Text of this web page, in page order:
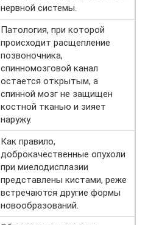
нервной системы.
Патология, при которой
происходит расщепление
позвоночника,
спинномозговой канал
остается открытым, а
спинной мозг не защищен
костной тканью и зияет
наружу.
Как правило,
доброкачественные опухоли
при миелодисплазии
представлены кистами, реже
встречаются другие формы
новообразований.